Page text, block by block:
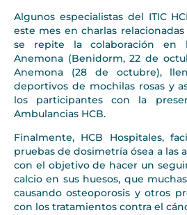
Algunos especialistas del ITIC
este mes en charlas
se repite la colaboración en
Anemona (Benidorm, 22 de
Anemona (28 de octubre),
deportivos de mochilas rosas y
los participantes con la
Ambulancias HCB.
Finalmente, HCB Hospitales,
pruebas de dosimetría ósea a las
con el objetivo de hacer un
calcio en sus huesos, que
causando osteoporosis y otros
con los tratamientos contra el